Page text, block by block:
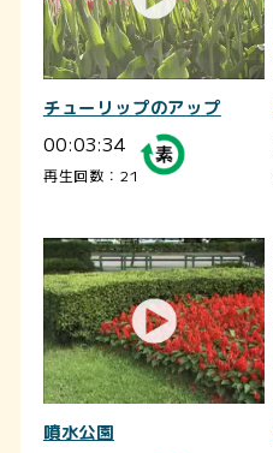
チューリップのアップ
00:03:34
再生回数：21
噴水公園